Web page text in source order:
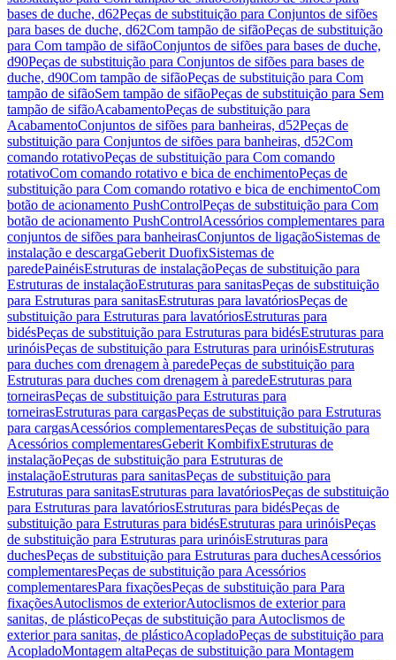
bases de duche, d62Peças de substituição para Conjuntos de sifões
para bases de duche, d62Com tampão de sifãoPeças de substituição
para Com tampão de sifãoConjuntos de sifões para bases de duche,
d90Peças de substituição para Conjuntos de sifões para bases de
duche, d90Com tampão de sifãoPeças de substituição para Com
tampão de sifãoSem tampão de sifãoPeças de substituição para Sem
tampão de sifãoAcabamentoPeças de substituição para
AcabamentoConjuntos de sifões para banheiras, d52Peças de
substituição para Conjuntos de sifões para banheiras, d52Com
comando rotativoPeças de substituição para Com comando
rotativoCom comando rotativo e bica de enchimentoPeças de
substituição para Com comando rotativo e bica de enchimentoCom
botão de acionamento PushControlPeças de substituição para Com
botão de acionamento PushControlAcessórios complementares para
conjuntos de sifões para banheirasConjuntos de ligaçãoSistemas de
instalação e descargaGeberit DuofixSistemas de
paredePainéisEstruturas de instalaçãoPeças de substituição para
Estruturas de instalaçãoEstruturas para sanitasPeças de substituição
para Estruturas para sanitasEstruturas para lavatóriosPeças de
substituição para Estruturas para lavatóriosEstruturas para
bidésPeças de substituição para Estruturas para bidésEstruturas para
urinóisPeças de substituição para Estruturas para urinóisEstruturas
para duches com drenagem à paredePeças de substituição para
Estruturas para duches com drenagem à paredeEstruturas para
torneirasPeças de substituição para Estruturas para
torneirasEstruturas para cargasPeças de substituição para Estruturas
para cargasAcessórios complementaresPeças de substituição para
Acessórios complementaresGeberit KombifixEstruturas de
instalaçãoPeças de substituição para Estruturas de
instalaçãoEstruturas para sanitasPeças de substituição para
Estruturas para sanitasEstruturas para lavatóriosPeças de substituição
para Estruturas para lavatóriosEstruturas para bidésPeças de
substituição para Estruturas para bidésEstruturas para urinóisPeças
de substituição para Estruturas para urinóisEstruturas para
duchesPeças de substituição para Estruturas para duchesAcessórios
complementaresPeças de substituição para Acessórios
complementaresPara fixaçõesPeças de substituição para Para
fixaçõesAutoclismos de exteriorAutoclismos de exterior para
sanitas, de plásticoPeças de substituição para Autoclismos de
exterior para sanitas, de plásticoAcopladoPeças de substituição para
AcopladoMontagem altaPeças de substituição para Montagem